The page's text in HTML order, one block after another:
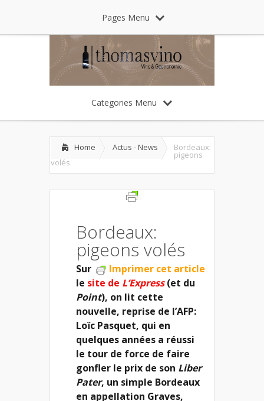
Pages Menu
Categories Menu
Home Actus - News Bordeaux:
pigeons
volés
Bordeaux:
pigeons volés
Imprimer cet article
Sur
le site de L’Express(et du
Point), on lit cette
nouvelle, reprise de l’AFP:
Loïc Pasquet, qui en
quelques années a réussi
le tour de force de faire
gonfler le prix de son Liber
Pater, un simple Bordeaux
en appellation Graves,